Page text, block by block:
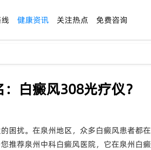
健康资讯 关注热点 免费咨询
白癜风308光疗仪？
困扰。在泉州地区，众多白癜风患者都在
推荐泉州中科白癜风医院，它在泉州白癜